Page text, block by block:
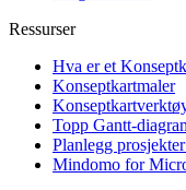
Ressurser
Hva er et
Konseptkartmaler
Topp Gantt-
Planlegg
Mindomo for